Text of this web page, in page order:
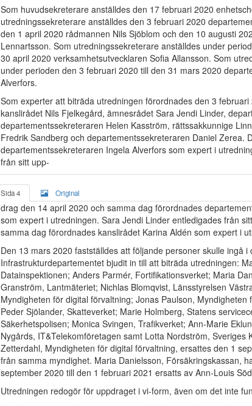
Som huvudsekreterare anställdes den 17 februari 2020
utredningssekreterare anställdes den 3 februari 2020
den 1 april 2020 rådmannen Nils Sjöblom och den 10 augusti
Lennartsson. Som utredningssekreterare anställdes under
30 april 2020 verksamhetsutvecklaren Sofia Allansson. Som
under perioden den 3 februari 2020 till den 31 mars 2020
Alverfors.
Som experter att biträda utredningen förordnades den 3
kanslirådet Nils Fjelkegård, ämnesrådet Sara Jendi Linder,
departementssekreteraren Helen Kasström, rättssakkunnige
Fredrik Sandberg och departementssekreteraren Daniel Zerea.
departementssekreteraren Ingela Alverfors som expert i
från sitt upp-
Sida 4 Original
drag den 14 april 2020 och samma dag förordnades
som expert i utredningen. Sara Jendi Linder entledigades från
samma dag förordnades kanslirådet Karina Aldén som expert i
Den 13 mars 2020 fastställdes att följande personer skulle ingå
Infrastrukturdepartementet bjudit in till att biträda utredningen:
Datainspektionen; Anders Parmér, Fortifikationsverket; Maria
Granström, Lantmäteriet; Nichlas Blomqvist, Länsstyrelsen
Myndigheten för digital förvaltning; Jonas Paulson,
Peder Sjölander, Skatteverket; Marie Holmberg, Statens
Säkerhetspolisen; Monica Svingen, Trafikverket; Ann-Marie
Nygårds, IT&Telekomföretagen samt Lotta Nordström, Sveriges
Zetterdahl, Myndigheten för digital förvaltning, ersattes den 1
från samma myndighet. Maria Danielsson, Försäkringskassan,
september 2020 till den 1 februari 2021 ersatts av Ann-Louis
Utredningen redogör för uppdraget i vi-form, även om det inte